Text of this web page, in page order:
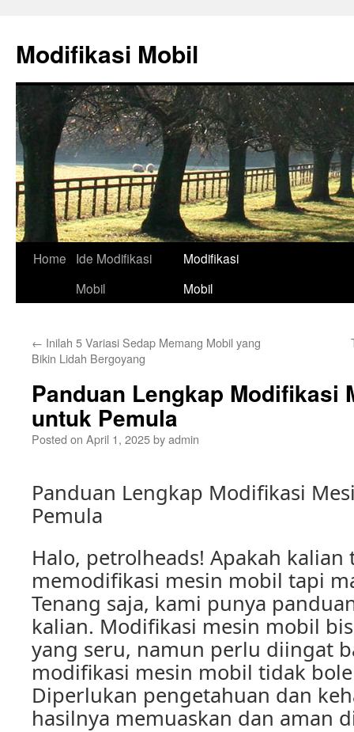
content
Modifikasi Mobil
Home
Ide Modifikasi
Mobil
Modifikasi
Mobil
← Inilah 5 Variasi Sedap Memang Mobil yang
Bikin Lidah Bergoyang
Panduan Lengkap Modifikasi
untuk Pemula
Posted on April 1, 2025byadmin
Panduan Lengkap Modifikasi
Pemula
Halo, petrolheads! Apakah
memodifikasi mesin mobil tapi
Tenang saja, kami punya
kalian. Modifikasi mesin mobil
yang seru, namun perlu diingat
modifikasi mesin mobil tidak
Diperlukan pengetahuan dan
hasilnya memuaskan dan aman